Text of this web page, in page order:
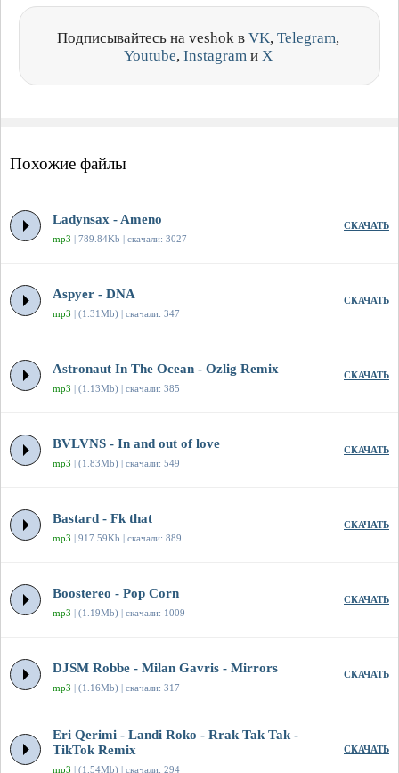
Подписывайтесь на veshok в VK, Telegram,
Youtube, Instagram и X
Похожие файлы
Ladynsax - Ameno
mp3 | 789.84Kb | скачали: 3027
СКАЧАТЬ
Aspyer - DNA
mp3 | (1.31Mb) | скачали: 347
СКАЧАТЬ
Astronaut In The Ocean - Ozlig Remix
mp3 | (1.13Mb) | скачали: 385
СКАЧАТЬ
BVLVNS - In and out of love
mp3 | (1.83Mb) | скачали: 549
СКАЧАТЬ
Bastard - Fk that
mp3 | 917.59Kb | скачали: 889
СКАЧАТЬ
Boostereo - Pop Corn
mp3 | (1.19Mb) | скачали: 1009
СКАЧАТЬ
DJSM Robbe - Milan Gavris - Mirrors
mp3 | (1.16Mb) | скачали: 317
СКАЧАТЬ
Eri Qerimi - Landi Roko - Rrak Tak Tak -
TikTok Remix
mp3 | (1.54Mb) | скачали: 294
СКАЧАТЬ